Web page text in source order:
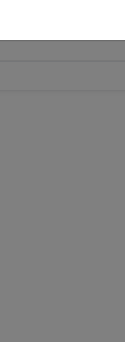
部分搜索关键词或订阅关键词"